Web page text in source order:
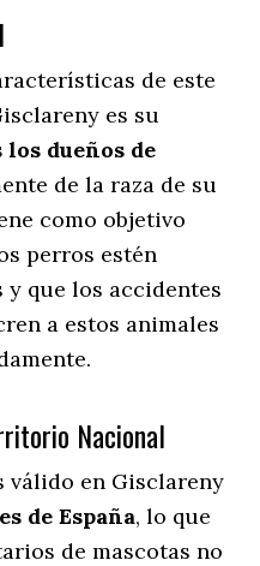
de este
es su
los dueños de
de la raza de su
como objetivo
perros estén
que los accidentes
a estos animales
Nacional
válido en Gisclareny
de España, lo que
de mascotas no